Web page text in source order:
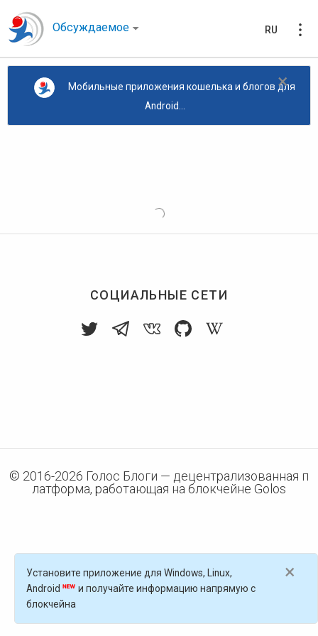
Обсуждаемое RU
×
Мобильные приложения кошелька и блогов для
Android...
СОЦИАЛЬНЫЕ СЕТИ
© 2016-2026 Голос Блоги — децентрализованная п
латформа, работающая на блокчейне Golos
×
Установите приложение для Windows, Linux,
Android
и получайте информацию напрямую с
блокчейна